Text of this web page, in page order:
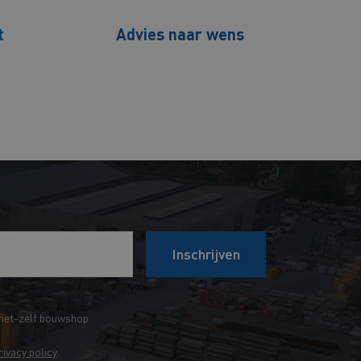
Advies naar wens
zelf bouwshop
policy
Inschrijven